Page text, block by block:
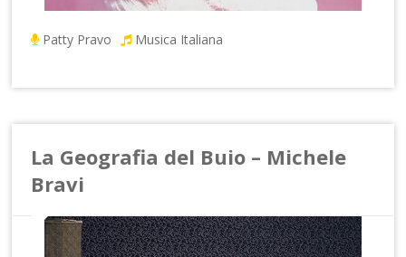
Patty Pravo Musica Italiana
La Geografia del Buio – Michele
Bravi